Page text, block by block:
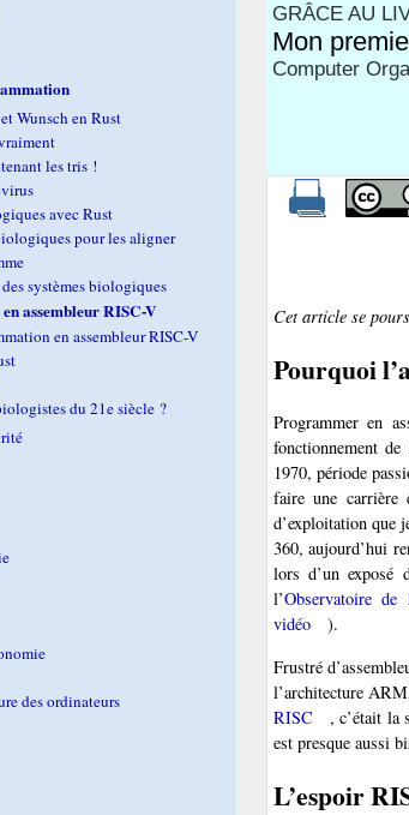
GRÂCE AU
Mon
Computer
Cet article se
Pourquoi
Programmer en
fonctionnement
1970, période
faire une carrière
d’exploitation que
360, aujourd’hui
lors d’un exposé
l’Observatoire
vidéo
).
Frustré
l’architecture
RISC
, c’était la
est presque aussi
L’espoir
Wunsch en Rust
les tris !
avec Rust
pour les aligner
systèmes biologiques
assembleur RISC-V
en assembleur RISC-V
du 21e siècle ?
des ordinateurs